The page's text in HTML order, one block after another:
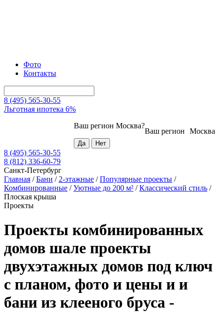
Фото
Контакты
8 (495) 565-30-55
Льготная ипотека 6%
Москва
Ваш регион
Ваш регион Москва?
8 (495) 565-30-55
8 (812) 336-60-79
Санкт-Петербург
Главная /Бани / 2-этажные /Популярные проекты /
Комбинированные /Уютные до 200 м² /Классический стиль /
Плоская крыша
Проекты
Проекты комбинированных
домов шале проекты
двухэтажных домов под ключ
с планом, фото и цены и и
бани из клееного бруса -